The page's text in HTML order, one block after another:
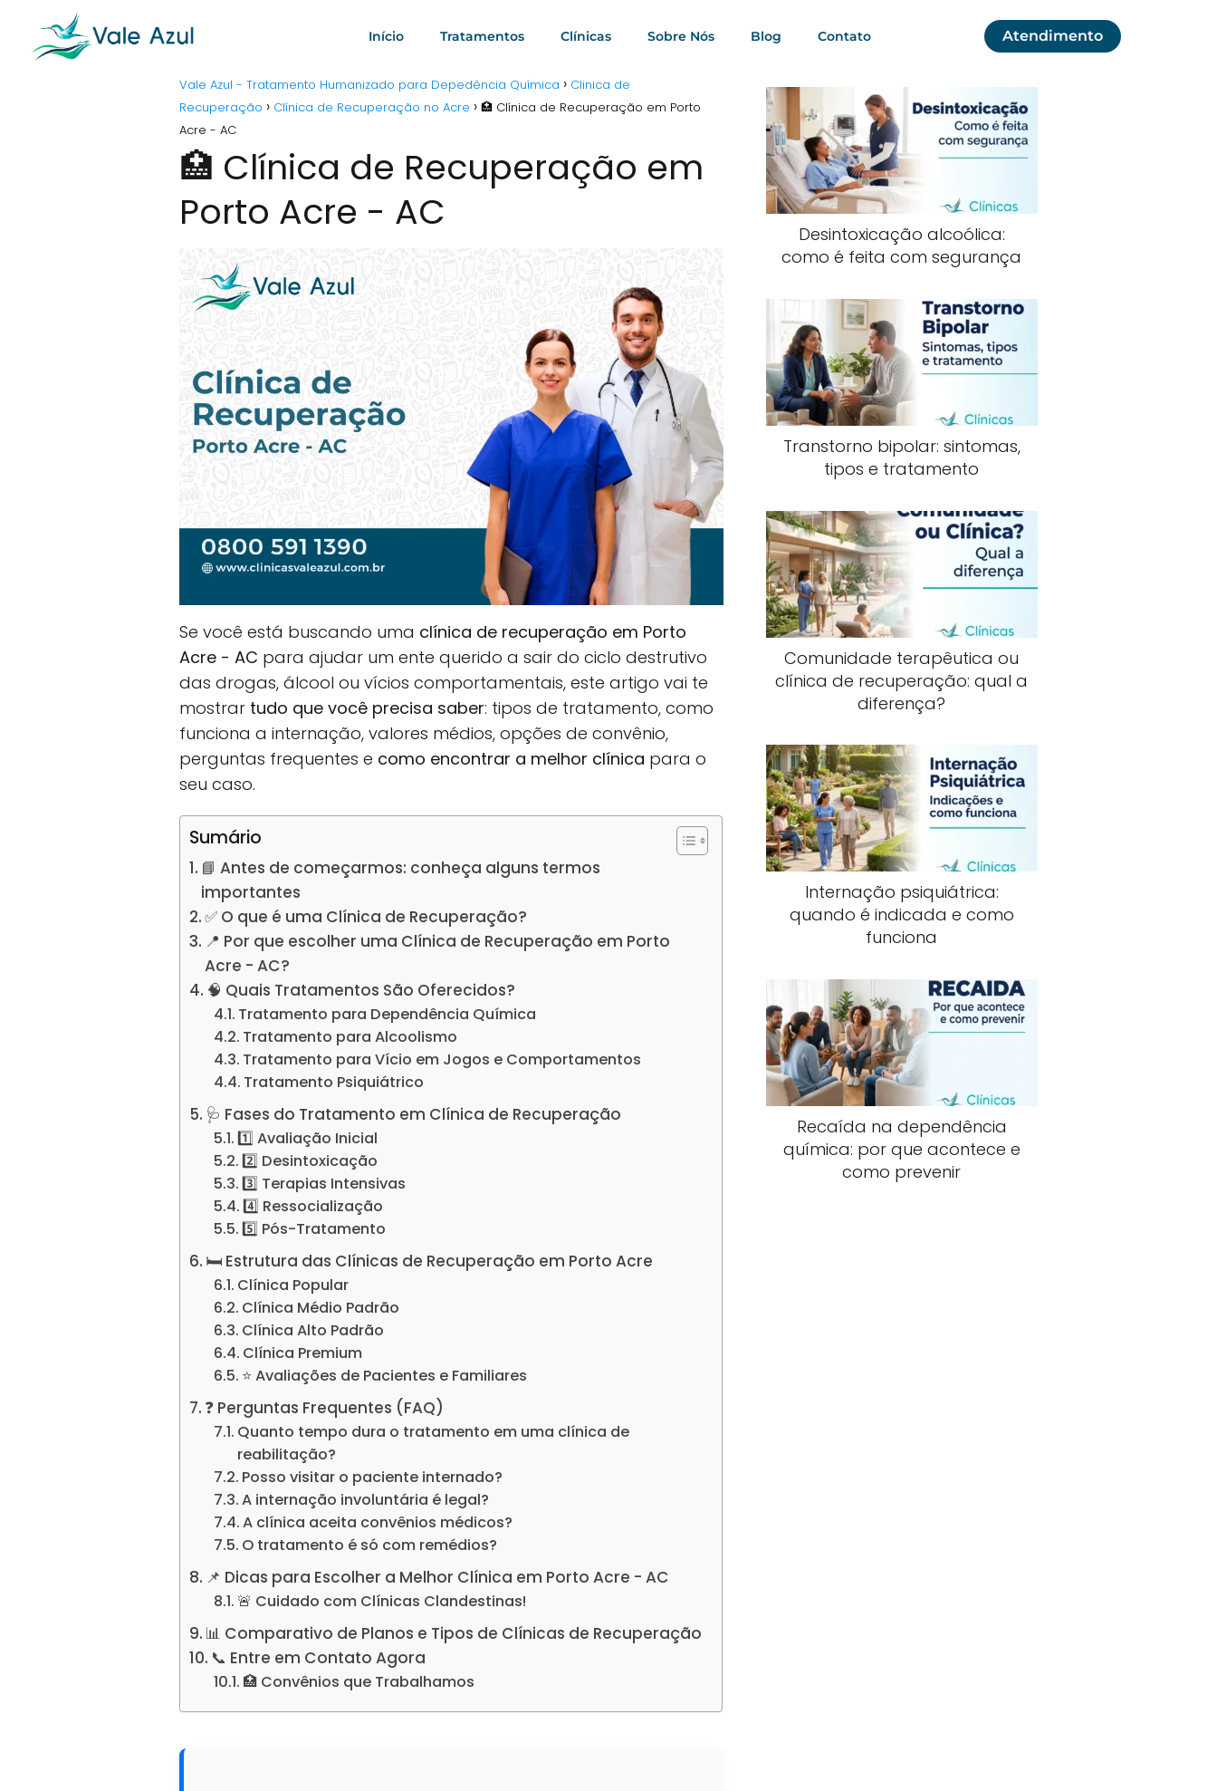
Início Tratamentos Clínicas Sobre Nós Blog Contato Atendimento
Vale Azul - Tratamento Humanizado para Depedência Química
Clinica de
Recuperação
Clínica de Recuperação no Acre
🏥 Clínica de Recuperação em Porto
Acre - AC
🏥 Clínica de Recuperação em
Porto Acre - AC
Se você está buscando uma clínica de recuperação em Porto
Acre - AC para ajudar um ente querido a sair do ciclo destrutivo
das drogas, álcool ou vícios comportamentais, este artigo vai te
mostrar tudo que você precisa saber: tipos de tratamento, como
funciona a internação, valores médios, opções de convênio,
perguntas frequentes e como encontrar a melhor clínica para o
seu caso.
Sumário
📘 Antes de começarmos: conheça alguns termos
importantes
✅ O que é uma Clínica de Recuperação?
📍 Por que escolher uma Clínica de Recuperação em Porto
Acre - AC?
🧠 Quais Tratamentos São Oferecidos?
Tratamento para Dependência Química
Tratamento para Alcoolismo
Tratamento para Vício em Jogos e Comportamentos
Tratamento Psiquiátrico
🩺 Fases do Tratamento em Clínica de Recuperação
1️⃣ Avaliação Inicial
2️⃣ Desintoxicação
3️⃣ Terapias Intensivas
4️⃣ Ressocialização
5️⃣ Pós-Tratamento
🛏️ Estrutura das Clínicas de Recuperação em Porto Acre
Clínica Popular
Clínica Médio Padrão
Clínica Alto Padrão
Clínica Premium
⭐ Avaliações de Pacientes e Familiares
❓ Perguntas Frequentes (FAQ)
Quanto tempo dura o tratamento em uma clínica de
reabilitação?
Posso visitar o paciente internado?
A internação involuntária é legal?
A clínica aceita convênios médicos?
O tratamento é só com remédios?
📌 Dicas para Escolher a Melhor Clínica em Porto Acre - AC
🚨 Cuidado com Clínicas Clandestinas!
📊 Comparativo de Planos e Tipos de Clínicas de Recuperação
📞 Entre em Contato Agora
🏥 Convênios que Trabalhamos
Desintoxicação alcoólica:
como é feita com segurança
Transtorno bipolar: sintomas,
tipos e tratamento
Comunidade terapêutica ou
clínica de recuperação: qual a
diferença?
Internação psiquiátrica:
quando é indicada e como
funciona
Recaída na dependência
química: por que acontece e
como prevenir